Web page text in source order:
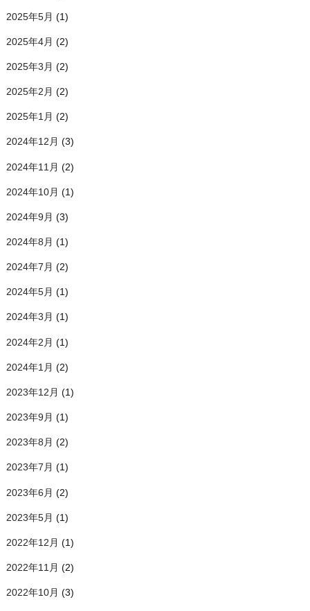
2025年5月 (1)
2025年4月 (2)
2025年3月 (2)
2025年2月 (2)
2025年1月 (2)
2024年12月 (3)
2024年11月 (2)
2024年10月 (1)
2024年9月 (3)
2024年8月 (1)
2024年7月 (2)
2024年5月 (1)
2024年3月 (1)
2024年2月 (1)
2024年1月 (2)
2023年12月 (1)
2023年9月 (1)
2023年8月 (2)
2023年7月 (1)
2023年6月 (2)
2023年5月 (1)
2022年12月 (1)
2022年11月 (2)
2022年10月 (3)